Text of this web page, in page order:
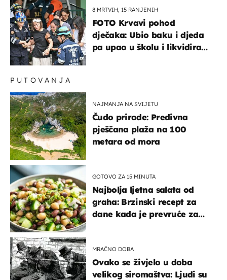
8 MRTVIH, 15 RANJENIH
FOTO Krvavi pohod
dječaka: Ubio baku i djeda
pa upao u školu i likvidirao
PUTOVANJA
NAJMANJA NA SVIJETU
Čudo prirode: Predivna
pješčana plaža na 100
metara od mora
GOTOVO ZA 15 MINUTA
Najbolja ljetna salata od
graha: Brzinski recept za
dane kada je prevruće za
MRAČNO DOBA
Ovako se živjelo u doba
velikog siromaštva: Ljudi su